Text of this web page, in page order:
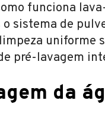
funciona
sistema de
uniforme
pré-lavagem
da